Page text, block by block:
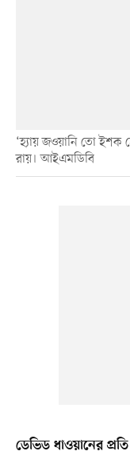
‘হ্যায় জওয়ানি তো ইশক
রায়। আইএমডিবি
ডেভিড ধাওয়ানের প্রতি